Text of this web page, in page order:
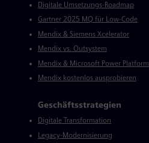
Digitale Umsetzungs-Roadmap
Gartner 2025 MQ für Low-Code
Mendix & Siemens Xcelerator
Mendix vs. Outsystem
Mendix & Microsoft Power Platform
Mendix kostenlos ausprobieren
Geschäftsstrategien
Digitale Transformation
Legacy-Modernisierung